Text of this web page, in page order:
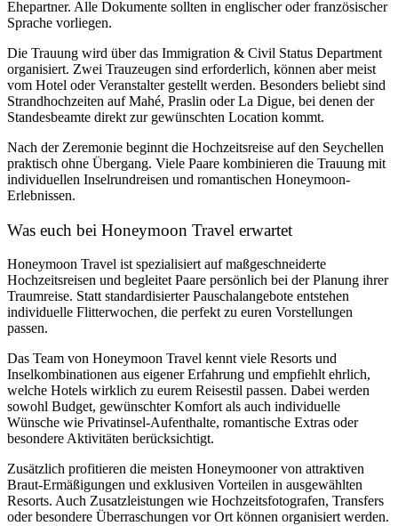
Ehepartner. Alle Dokumente sollten in englischer oder französischer
Sprache vorliegen.
Die Trauung wird über das Immigration & Civil Status Department
organisiert. Zwei Trauzeugen sind erforderlich, können aber meist
vom Hotel oder Veranstalter gestellt werden. Besonders beliebt sind
Strandhochzeiten auf Mahé, Praslin oder La Digue, bei denen der
Standesbeamte direkt zur gewünschten Location kommt.
Nach der Zeremonie beginnt die Hochzeitsreise auf den Seychellen
praktisch ohne Übergang. Viele Paare kombinieren die Trauung mit
individuellen Inselrundreisen und romantischen Honeymoon-
Erlebnissen.
Was euch bei Honeymoon Travel erwartet
Honeymoon Travel ist spezialisiert auf maßgeschneiderte
Hochzeitsreisen und begleitet Paare persönlich bei der Planung ihrer
Traumreise. Statt standardisierter Pauschalangebote entstehen
individuelle Flitterwochen, die perfekt zu euren Vorstellungen
passen.
Das Team von Honeymoon Travel kennt viele Resorts und
Inselkombinationen aus eigener Erfahrung und empfiehlt ehrlich,
welche Hotels wirklich zu eurem Reisestil passen. Dabei werden
sowohl Budget, gewünschter Komfort als auch individuelle
Wünsche wie Privatinsel-Aufenthalte, romantische Extras oder
besondere Aktivitäten berücksichtigt.
Zusätzlich profitieren die meisten Honeymooner von attraktiven
Braut-Ermäßigungen und exklusiven Vorteilen in ausgewählten
Resorts. Auch Zusatzleistungen wie Hochzeitsfotografen, Transfers
oder besondere Überraschungen vor Ort können organisiert werden.